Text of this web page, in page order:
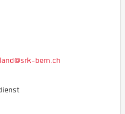
bern.ch